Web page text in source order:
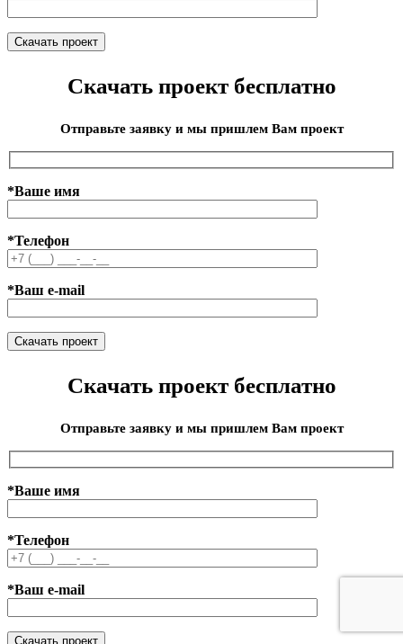
Скачать проект бесплатно
Отправьте заявку и мы пришлем Вам проект
*Ваше имя
*Телефон
*Ваш e-mail
Скачать проект бесплатно
Отправьте заявку и мы пришлем Вам проект
*Ваше имя
*Телефон
*Ваш e-mail